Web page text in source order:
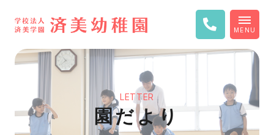
MENU
LETTER
園だより